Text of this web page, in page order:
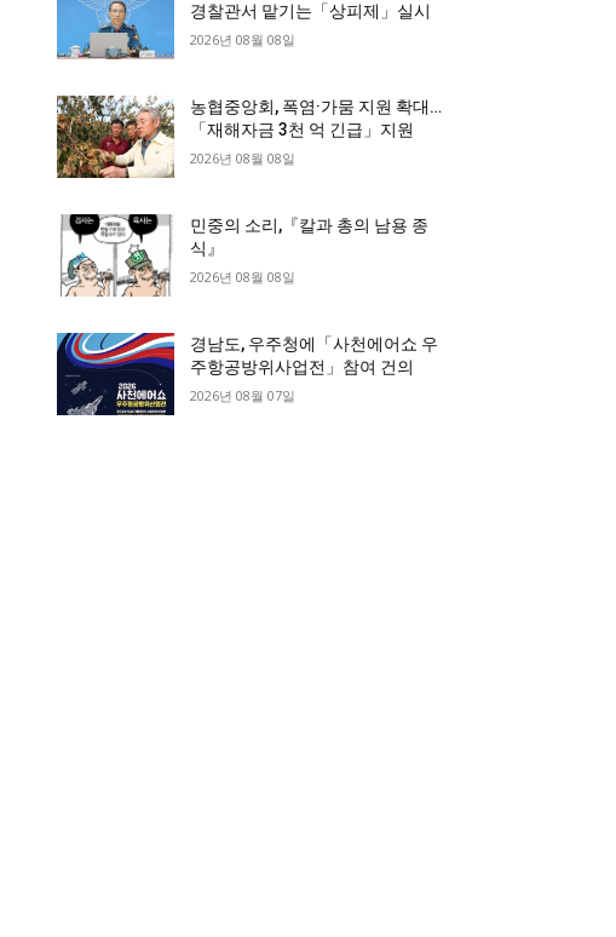
경찰관서 맡기는「상피제」실시
2026년 08월 08일
농협중앙회, 폭염·가뭄 지원 확대…
「재해자금 3천 억 긴급」지원
2026년 08월 08일
민중의 소리,『칼과 총의 남용 종
식』
2026년 08월 08일
경남도, 우주청에「사천에어쇼 우
주항공방위사업전」참여 건의
2026년 08월 07일